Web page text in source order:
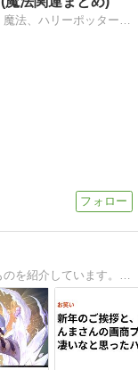
魔法使いをめざすひとへ。ファッション、魔法、ハリーポッター、サブカル、超能力
日々の中で触れたコンテンツでささったものを紹介しています。忙しい方には色々調べたりする時間も無いと思うので、エンタメライフの一助になれれば。